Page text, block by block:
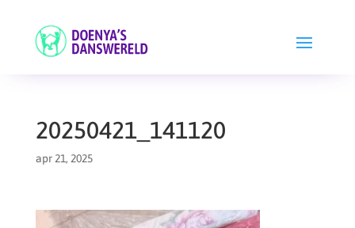
20250421_141120
apr 21, 2025